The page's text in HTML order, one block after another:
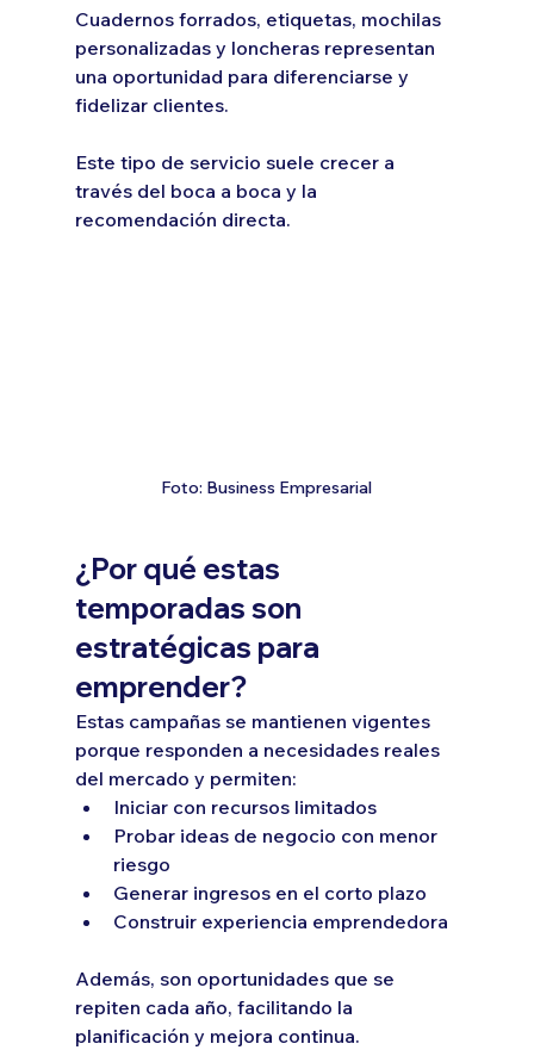
Cuadernos forrados, etiquetas, mochilas
personalizadas y loncheras representan
una oportunidad para diferenciarse y
fidelizar clientes.
Este tipo de servicio suele crecer a
través del boca a boca y la
recomendación directa.
Foto: Business Empresarial
¿Por qué estas
temporadas son
estratégicas para
emprender?
Estas campañas se mantienen vigentes
porque responden a necesidades reales
del mercado y permiten:
Iniciar con recursos limitados
Probar ideas de negocio con menor
riesgo
Generar ingresos en el corto plazo
Construir experiencia emprendedora
Además, son oportunidades que se
repiten cada año, facilitando la
planificación y mejora continua.